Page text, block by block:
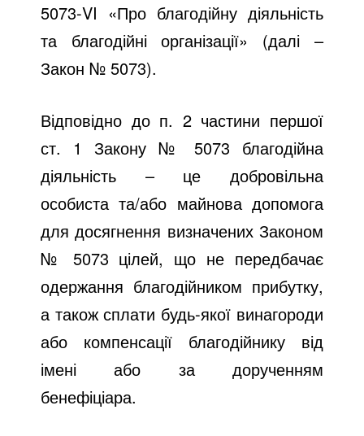
5073-VI «Про благодійну діяльність
та благодійні організації» (далі –
Закон № 5073).
Відповідно до п. 2 частини першої
ст. 1 Закону № 5073 благодійна
діяльність – це добровільна
особиста та/або майнова допомога
для досягнення визначених Законом
№ 5073 цілей, що не передбачає
одержання благодійником прибутку,
а також сплати будь-якої винагороди
або компенсації благодійнику від
імені або за дорученням
бенефіціара.